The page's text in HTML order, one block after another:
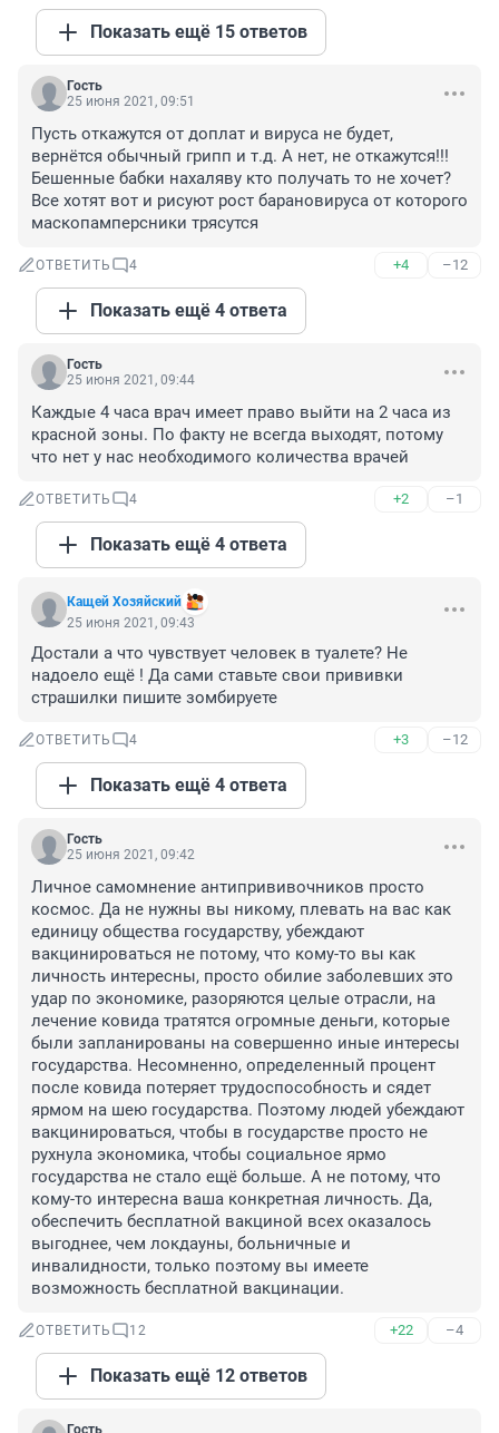
Показать ещё 15 ответов
Гость
25 июня 2021, 09:51
Пусть откажутся от доплат и вируса не будет,
вернётся обычный грипп и т.д. А нет, не откажутся!!!
Бешенные бабки нахаляву кто получать то не хочет?
Все хотят вот и рисуют рост барановируса от которого
маскопамперсники трясутся
ОТВЕТИТЬ 4 +4 –12
Показать ещё 4 ответа
Гость
25 июня 2021, 09:44
Каждые 4 часа врач имеет право выйти на 2 часа из
красной зоны. По факту не всегда выходят, потому
что нет у нас необходимого количества врачей
ОТВЕТИТЬ 4 +2 –1
Показать ещё 4 ответа
Кащей Хозяйский
25 июня 2021, 09:43
Достали а что чувствует человек в туалете? Не
надоело ещё ! Да сами ставьте свои прививки
страшилки пишите зомбируете
ОТВЕТИТЬ 4 +3 –12
Показать ещё 4 ответа
Гость
25 июня 2021, 09:42
Личное самомнение антипрививочников просто
космос. Да не нужны вы никому, плевать на вас как
единицу общества государству, убеждают
вакцинироваться не потому, что кому-то вы как
личность интересны, просто обилие заболевших это
удар по экономике, разоряются целые отрасли, на
лечение ковида тратятся огромные деньги, которые
были запланированы на совершенно иные интересы
государства. Несомненно, определенный процент
после ковида потеряет трудоспособность и сядет
ярмом на шею государства. Поэтому людей убеждают
вакцинироваться, чтобы в государстве просто не
рухнула экономика, чтобы социальное ярмо
государства не стало ещё больше. А не потому, что
кому-то интересна ваша конкретная личность. Да,
обеспечить бесплатной вакциной всех оказалось
выгоднее, чем локдауны, больничные и
инвалидности, только поэтому вы имеете
возможность бесплатной вакцинации.
ОТВЕТИТЬ 12 +22 –4
Показать ещё 12 ответов
Гость